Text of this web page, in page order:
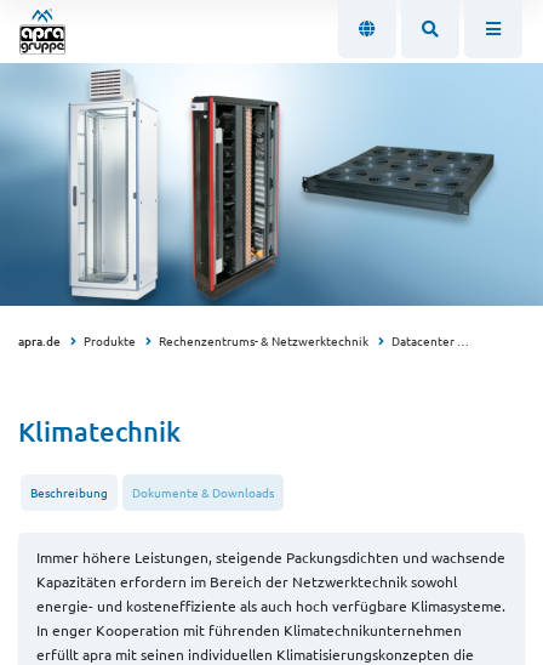
apra.de Produkte Rechenzentrums- & Netzwerktechnik Datacenter
Klimatechnik
Beschreibung Dokumente & Downloads
Immer höhere Leistungen, steigende Packungsdichten und wachsende
Kapazitäten erfordern im Bereich der Netzwerktechnik sowohl
energie- und kosteneffiziente als auch hoch verfügbare Klimasysteme.
In enger Kooperation mit führenden Klimatechnikunternehmen
erfüllt apra mit seinen individuellen Klimatisierungskonzepten die